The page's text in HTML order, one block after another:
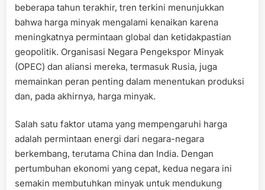
beberapa tahun terakhir, tren terkini menunjukkan
bahwa harga minyak mengalami kenaikan karena
meningkatnya permintaan global dan ketidakpastian
geopolitik. Organisasi Negara Pengekspor Minyak
(OPEC) dan aliansi mereka, termasuk Rusia, juga
memainkan peran penting dalam menentukan produksi
dan, pada akhirnya, harga minyak.
Salah satu faktor utama yang mempengaruhi harga
adalah permintaan energi dari negara-negara
berkembang, terutama China dan India. Dengan
pertumbuhan ekonomi yang cepat, kedua negara ini
semakin membutuhkan minyak untuk mendukung